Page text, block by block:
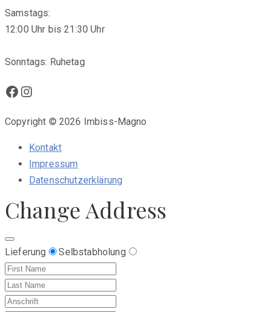
Samstags:
12:00 Uhr bis 21:30 Uhr
Sonntags: Ruhetag
Facebook
Instagram
Copyright © 2026 Imbiss-Magno
Kontakt
Impressum
Datenschutzerklärung
Change Address
Lieferung Selbstabholung